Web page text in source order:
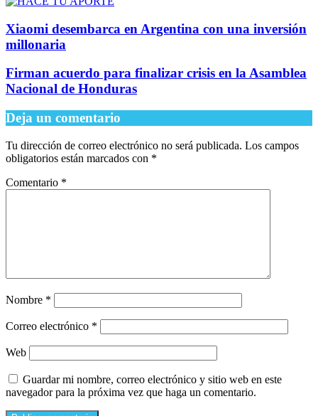
Xiaomi desembarca en Argentina con una inversión
millonaria
Firman acuerdo para finalizar crisis en la Asamblea
Nacional de Honduras
Deja un comentario
Tu dirección de correo electrónico no será publicada. Los campos
obligatorios están marcados con *
Comentario *
Nombre *
Correo electrónico *
Web
Guardar mi nombre, correo electrónico y sitio web en este
navegador para la próxima vez que haga un comentario.